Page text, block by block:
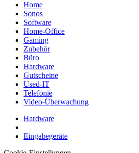
Home
Sonos
Software
Home-Office
Gaming
Zubehör
Büro
Hardware
Gutscheine
Used-IT
Telefonie
Video-Überwachung
Hardware
Eingabegeräte